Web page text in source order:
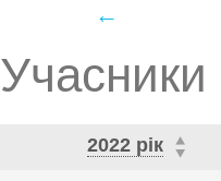
←
Учасники
2022 рік